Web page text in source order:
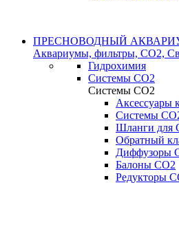
ПРЕСНОВОДНЫЙ
Аквариумы, фильтры, СО2,
Гидрохимия
Системы СО2
Системы СО2
Аксессуары
Системы
Шланги для
Обратный
Диффузоры
Балоны CO2
Редукторы